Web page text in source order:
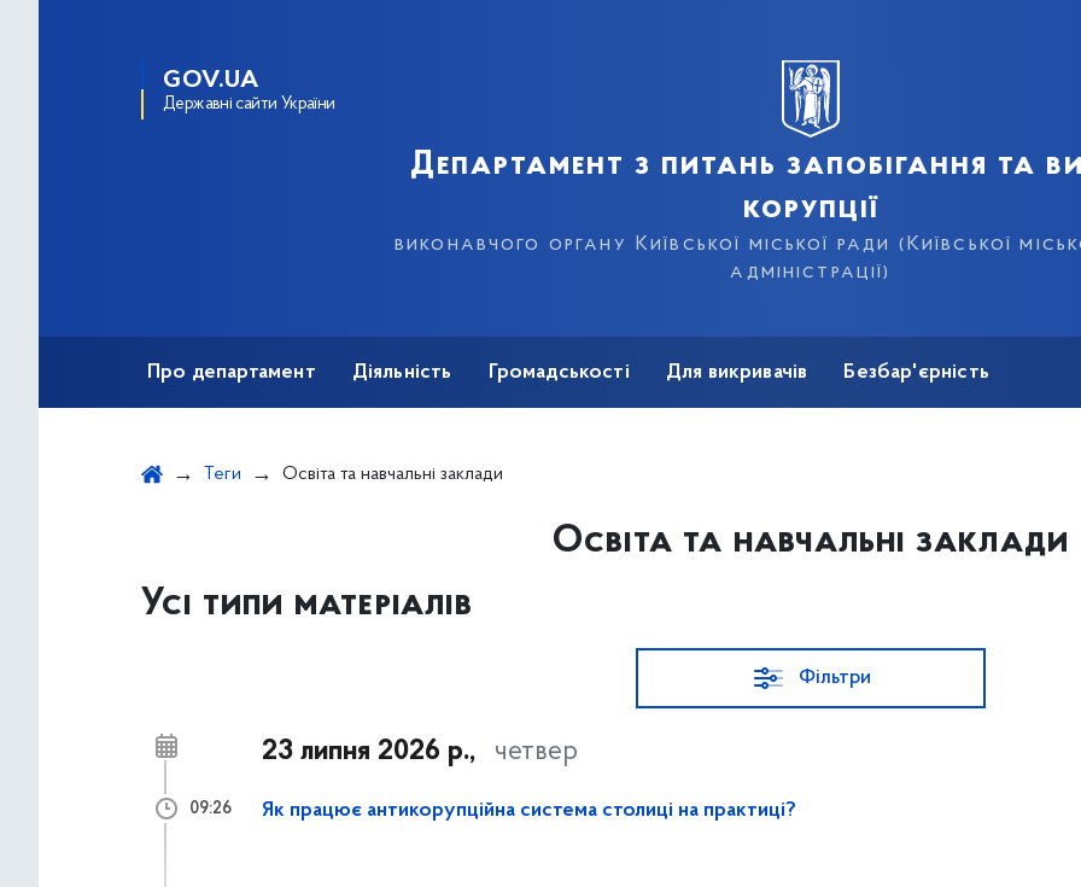
GOV.UA
Державні сайти України
Департамент з питань запобігання та
корупції
виконавчого органу Київської міської ради (Київської
адміністрації)
Про департамент Діяльність Громадськості Для викривачів Безбар'єрність
Теги Освіта та навчальні заклади
Освіта та навчальні заклади
Усі типи матеріалів
Фільтри
23 липня 2026 р., четвер
Як працює антикорупційна система столиці на практиці?
09:26